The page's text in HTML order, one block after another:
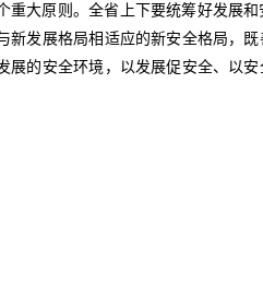
重大原则。全省上下要统筹好发展
新发展格局相适应的新安全格局，
展的安全环境，以发展促安全、以